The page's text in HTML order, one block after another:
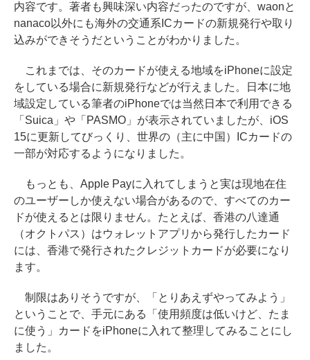
内容です。著者も興味深い内容だったのですが、waonと
nanaco以外にも海外の交通系ICカードの新規発行や取り
込みができそうだということがわかりました。
これまでは、そのカードが使える地域をiPhoneに設定
をしている場合に新規発行などが行えました。日本に地
域設定している筆者のiPhoneでは当然日本で利用できる
「Suica」や「PASMO」が表示されていましたが、iOS
15に更新してびっくり、世界の（主に中国）ICカードの
一部が対応するようになりました。
もっとも、Apple Payに入れてしまうと実は現地在住
のユーザーしか使えない場合があるので、すべてのカー
ドが使えるとは限りません。たとえば、香港の八達通
（オクトパス）はウォレットアプリから発行したカード
には、香港で発行されたクレジットカードが必要になり
ます。
制限はありそうですが、「とりあえずやってみよう」
ということで、手元にある「使用頻度は低いけど、たま
に使う」カードをiPhoneに入れて整理してみることにし
ました。